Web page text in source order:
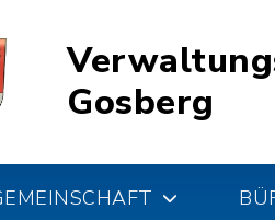
Gosberg